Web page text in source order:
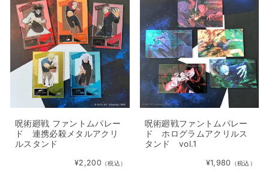
呪術廻戦 ファントムパレー
ド 連携必殺メタルアクリ
ルスタンド
¥2,200 （税込）
呪術廻戦ファントムパレー
ド ホログラムアクリルス
タンド vol.1
¥1,980 （税込）